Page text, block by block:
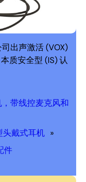
出声激活 (VOX)
质安全型 (IS) 认
带线控麦克风和
头戴式耳机 »
件